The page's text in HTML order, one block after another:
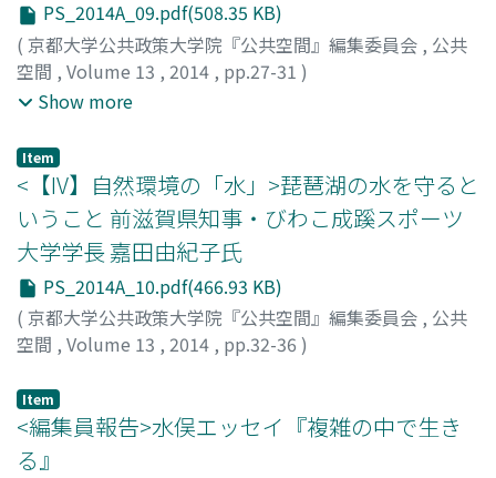
PS_2014A_09.pdf(508.35 KB)
( 京都大学公共政策大学院『公共空間』編集委員会 , 公共
空間 , Volume 13 , 2014 , pp.27-31 )
中村, 吉良;山本, 弘樹
ウ;ヤマモト, ヒロキ
Show more
Item
<【IV】自然環境の「水」>琵琶湖の水を守ると
いうこと 前滋賀県知事・びわこ成蹊スポーツ
大学学長 嘉田由紀子氏
PS_2014A_10.pdf(466.93 KB)
( 京都大学公共政策大学院『公共空間』編集委員会 , 公共
空間 , Volume 13 , 2014 , pp.32-36 )
Item
<編集員報告>水俣エッセイ『複雑の中で生き
る』